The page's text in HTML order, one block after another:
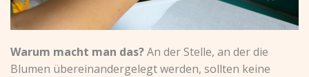
Warum macht man das?An der Stelle, an der die
Blumen übereinandergelegt werden, sollten keine